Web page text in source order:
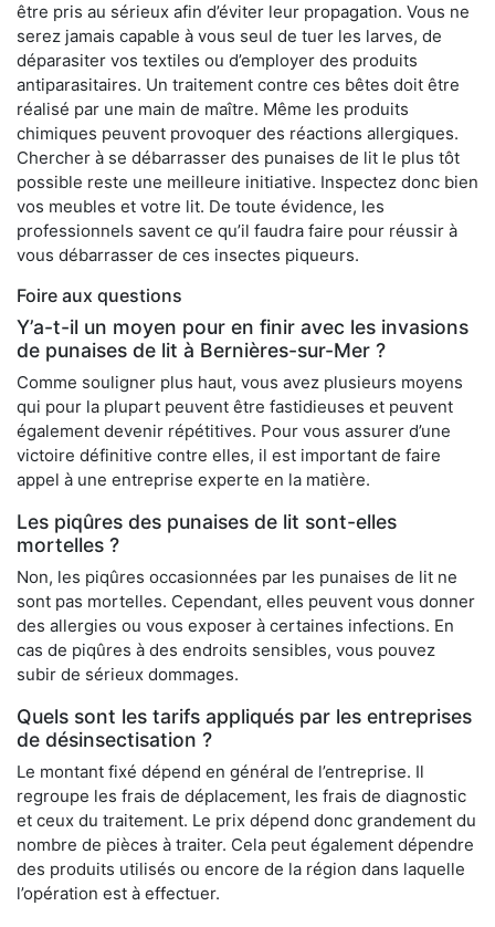
être pris au sérieux afin d’éviter leur propagation. Vous ne
serez jamais capable à vous seul de tuer les larves, de
déparasiter vos textiles ou d’employer des produits
antiparasitaires. Un traitement contre ces bêtes doit être
réalisé par une main de maître. Même les produits
chimiques peuvent provoquer des réactions allergiques.
Chercher à se débarrasser des punaises de lit le plus tôt
possible reste une meilleure initiative. Inspectez donc bien
vos meubles et votre lit. De toute évidence, les
professionnels savent ce qu’il faudra faire pour réussir à
vous débarrasser de ces insectes piqueurs.
Foire aux questions
Y’a-t-il un moyen pour en finir avec les invasions
de punaises de lit à Bernières-sur-Mer ?
Comme souligner plus haut, vous avez plusieurs moyens
qui pour la plupart peuvent être fastidieuses et peuvent
également devenir répétitives. Pour vous assurer d’une
victoire définitive contre elles, il est important de faire
appel à une entreprise experte en la matière.
Les piqûres des punaises de lit sont-elles
mortelles ?
Non, les piqûres occasionnées par les punaises de lit ne
sont pas mortelles. Cependant, elles peuvent vous donner
des allergies ou vous exposer à certaines infections. En
cas de piqûres à des endroits sensibles, vous pouvez
subir de sérieux dommages.
Quels sont les tarifs appliqués par les entreprises
de désinsectisation ?
Le montant fixé dépend en général de l’entreprise. Il
regroupe les frais de déplacement, les frais de diagnostic
et ceux du traitement. Le prix dépend donc grandement du
nombre de pièces à traiter. Cela peut également dépendre
des produits utilisés ou encore de la région dans laquelle
l’opération est à effectuer.